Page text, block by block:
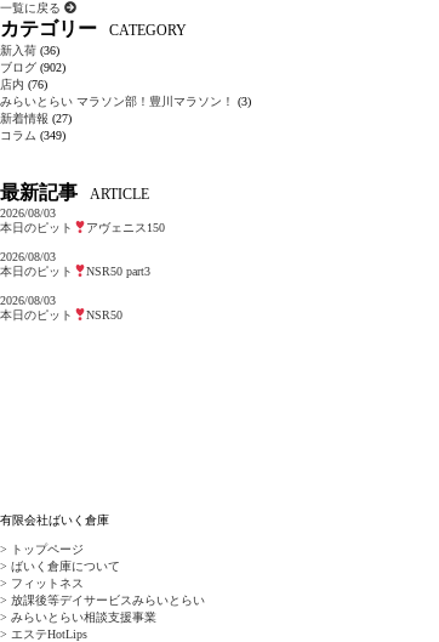
一覧に戻る
カテゴリー CATEGORY
新入荷 (36)
ブログ (902)
店内 (76)
みらいとらい マラソン部！豊川マラソン！
(3)
新着情報 (27)
コラム (349)
最新記事 ARTICLE
2026/08/03
本日のピット
アヴェニス150
2026/08/03
本日のピット
NSR50 part3
2026/08/03
本日のピット
NSR50
有限会社ばいく倉庫
> トップページ
> ばいく倉庫について
> フィットネス
> 放課後等デイサービスみらいとらい
> みらいとらい相談支援事業
> エステHotLips